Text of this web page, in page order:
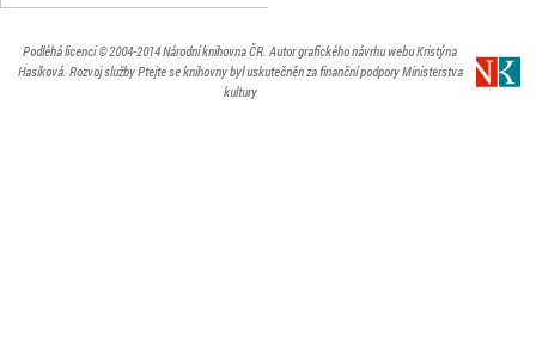
Podléhá licenci© 2004-2014Národní knihovna ČR. Autor grafického návrhu webu Kristýna
Hasíková. Rozvoj služby Ptejte se knihovny byl uskutečněn za finanční podpory Ministerstva
kultury